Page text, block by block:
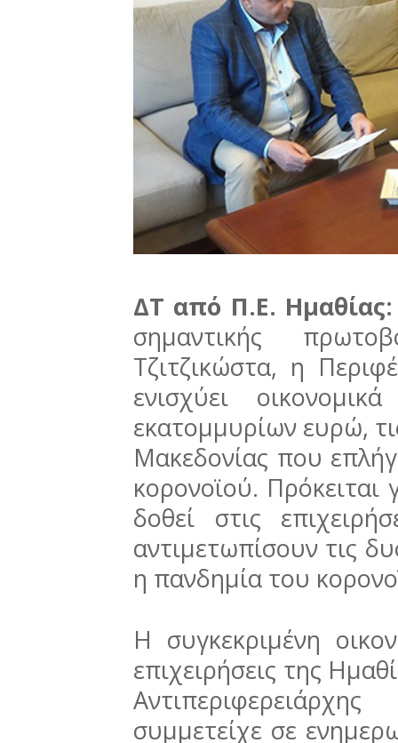
ΔΤ από Π.Ε.
σημαντικής
Τζιτζικώστα, η
ενισχύει
εκατομμυρίων ευρώ,
Μακεδονίας που
κορονοϊού. Πρόκειται
δοθεί στις
αντιμετωπίσουν τις
η πανδημία του
Η συγκεκριμένη
επιχειρήσεις της
συμμετείχε σε